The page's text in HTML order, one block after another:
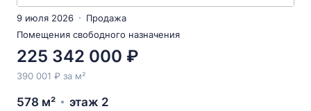
9 июля 2026
Продажа
Помещения свободного назначения
225 342 000 ₽
390 001 ₽ за м²
578 м² этаж 2